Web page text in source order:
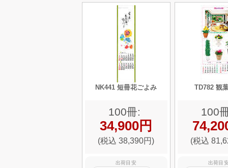
NK441 短冊花ごよみ
100冊:
34,900円
(税込 38,390円)
出荷目安
TD782 観
100
(税込
出荷目